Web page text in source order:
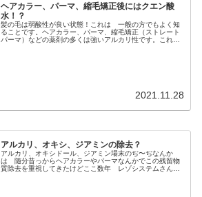
ヘアカラー、パーマ、縮毛矯正後にはクエン酸
水！？
髪の毛は弱酸性が良い状態！これは 一般の方でもよく知
ることです。ヘアカラー、パーマ、縮毛矯正（ストレート
パーマ）などの薬剤の多くは強いアルカリ性です。これら
2021.11.28
アルカリ、オキシ、ジアミンの除去？
アルカリ、オキシドール、ジアミン場末のぢ〜ぢなんか
は 随分昔っからヘアカラーやパーマなんかでこの残留物
質除去を重視してきたけどここ数年 レゾシステムさんと